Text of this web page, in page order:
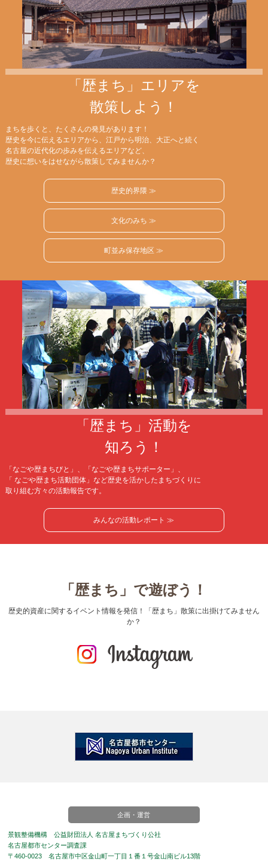
「歴まち」エリアを
散策しよう！
まちを歩くと、たくさんの発見があります！
歴史を今に伝えるエリアから、江戸から明治、大正へと続く
名古屋の近代化の歩みを伝えるエリアなど、
歴史に想いをはせながら散策してみませんか？
歴史的界隈 ≫
文化のみち ≫
町並み保存地区 ≫
「歴まち」活動を
知ろう！
「なごや歴まちびと」、「なごや歴まちサポーター」、
「 なごや歴まち活動団体」など歴史を活かしたまちづくりに
取り組む方々の活動報告です。
みんなの活動レポート ≫
「歴まち」で遊ぼう！
歴史的資産に関するイベント情報を発信！「歴まち」散策に出掛けてみません
か？
企画・運営
景観整備機構 公益財団法人 名古屋まちづくり公社
名古屋都市センター調査課
〒460-0023 名古屋市中区金山町一丁目１番１号金山南ビル13階